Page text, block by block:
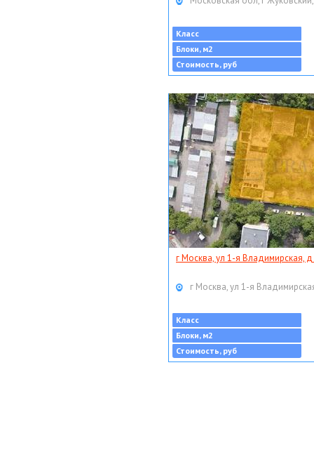
Класс
Блоки, м2
Стоимость, руб
г Москва, ул 1-я Владимирская, д
г Москва, ул 1-я
Класс
Блоки, м2
Стоимость, руб